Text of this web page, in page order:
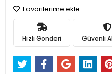
Favorilerime ekle
Hızlı Gönderi Güvenli